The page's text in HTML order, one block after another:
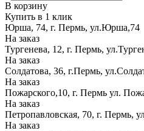
В корзину
Купить в 1 клик
Юрша, 74, г. Пермь, ул.Юрша,74
На заказ
Тургенева, 12, г. Пермь,
На заказ
Солдатова, 36, г.Пермь,
На заказ
Пожарского,10, г. Пермь ул.
На заказ
Петропавловская, 70, г. Пермь,
На заказ